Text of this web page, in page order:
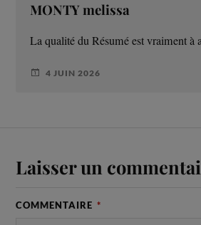
MONTY melissa
La qualité du Résumé est vraiment à
4 JUIN 2026
Laisser un
COMMENTAIRE *